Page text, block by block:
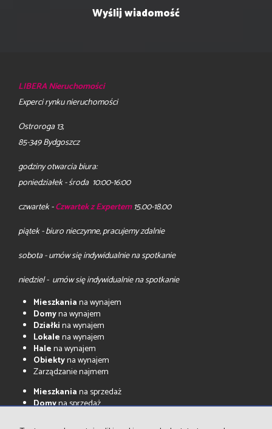
LIBERA Nieruchomości
Experci rynku nieruchomości
Ostroroga 13,
85-349 Bydgoszcz
godziny otwarcia biura:
poniedziałek - środa 10:00-16:00
czwartek -Czwartek z Expertem15.00-18.00
piątek - biuro nieczynne, pracujemy zdalnie
sobota - umów się indywidualnie na spotkanie
niedziel - umów się indywidualnie na spotkanie
Mieszkaniana wynajem
Domyna wynajem
Działkina wynajem
Lokalena wynajem
Halena wynajem
Obiektyna wynajem
Zarządzanie najmem
Mieszkaniana sprzedaż
Domyna sprzedaż